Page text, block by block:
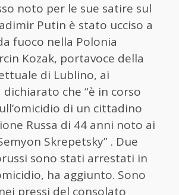
noto per le sue satire sul
Putin è stato ucciso a
fuoco nella Polonia
Kozak, portavoce della
di Lublino, ai
che “è in corso
di un cittadino
Russa di 44 anni noto ai
Skrepetsky” . Due
sono stati arrestati in
ha aggiunto. Sono
pressi del consolato